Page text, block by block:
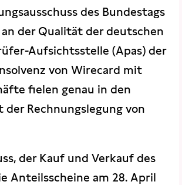
des Bundestags
der Qualität der deutschen
Aufsichtsstelle (Apas) der
von Wirecard mit
fielen genau in den
Rechnungslegung von
der Kauf und Verkauf des
Anteilsscheine am 28. April